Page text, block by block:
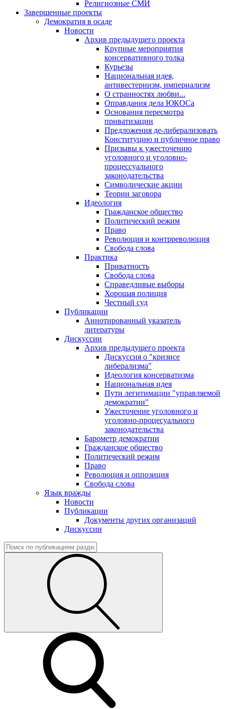
Религиозные СМИ
Завершенные проекты
Демократия в осаде
Новости
Архив предыдущего проекта
Крупные мероприятия
консервативного толка
Курьезы
Национальная идея,
антивестернизм, империализм
О странностях любви...
Оправдания дела ЮКОСа
Основания пересмотра
приватизации
Предложения де-либерализовать
Конституцию и публичное право
Призывы к ужесточению
уголовного и уголовно-
процессуального
законодательства
Символические акции
Теории заговора
Идеология
Гражданское общество
Политический режим
Право
Революция и контрреволюция
Свобода слова
Практика
Приватность
Свобода слова
Справедливые выборы
Хорошая полиция
Честный суд
Публикации
Аннотированный указатель
литературы
Дискуссии
Архив предыдущего проекта
Дискуссия о "кризисе
либерализма"
Идеология консерватизма
Национальная идея
Пути легитимации "управляемой
демократии"
Ужесточение уголовного и
уголовно-процесуального
законодательства
Барометр демократии
Гражданское общество
Политический режим
Право
Революция и оппозиция
Свобода слова
Язык вражды
Новости
Публикации
Документы других организаций
Дискуссии